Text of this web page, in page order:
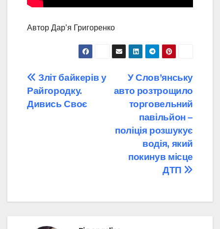
Автор Дар’я Григоренко
Навігація
записів
У Слов’янську
авто розтрощило
торговельний
павільйон –
поліція розшукує
водія, який
покинув місце
ДТП
Зліт байкерів у
Райгородку.
Дивись Своє